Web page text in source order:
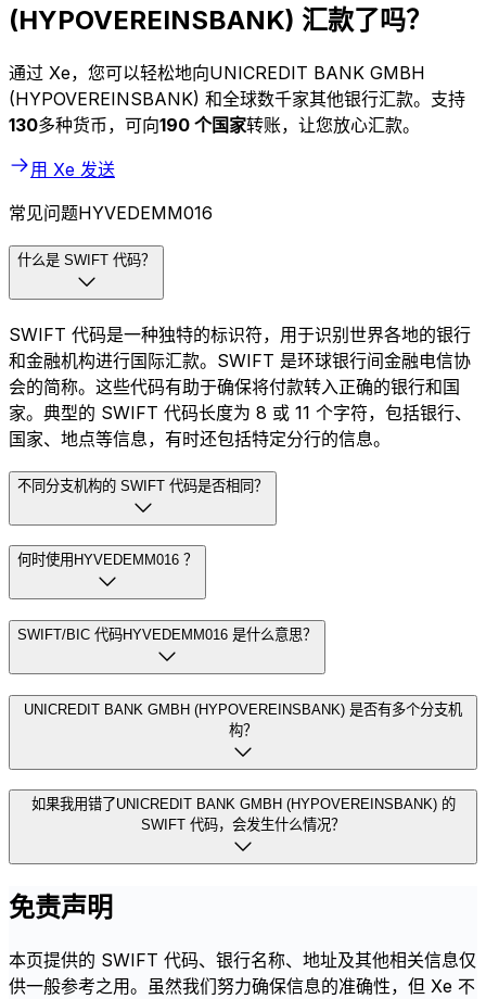
(HYPOVEREINSBANK) 汇款了吗？
通过 Xe，您可以轻松地向UNICREDIT BANK GMBH
(HYPOVEREINSBANK) 和全球数千家其他银行汇款。支持
130多种货币，可向190 个国家转账，让您放心汇款。
用 Xe 发送
常见问题HYVEDEMM016
什么是 SWIFT 代码？
SWIFT 代码是一种独特的标识符，用于识别世界各地的银行
和金融机构进行国际汇款。SWIFT 是环球银行间金融电信协
会的简称。这些代码有助于确保将付款转入正确的银行和国
家。典型的 SWIFT 代码长度为 8 或 11 个字符，包括银行、
国家、地点等信息，有时还包括特定分行的信息。
不同分支机构的 SWIFT 代码是否相同？
何时使用HYVEDEMM016 ？
SWIFT/BIC 代码HYVEDEMM016 是什么意思？
UNICREDIT BANK GMBH (HYPOVEREINSBANK) 是否有多个分支机
构？
如果我用错了UNICREDIT BANK GMBH (HYPOVEREINSBANK) 的
SWIFT 代码，会发生什么情况？
免责声明
本页提供的 SWIFT 代码、银行名称、地址及其他相关信息仅
供一般参考之用。虽然我们努力确保信息的准确性，但 Xe 不